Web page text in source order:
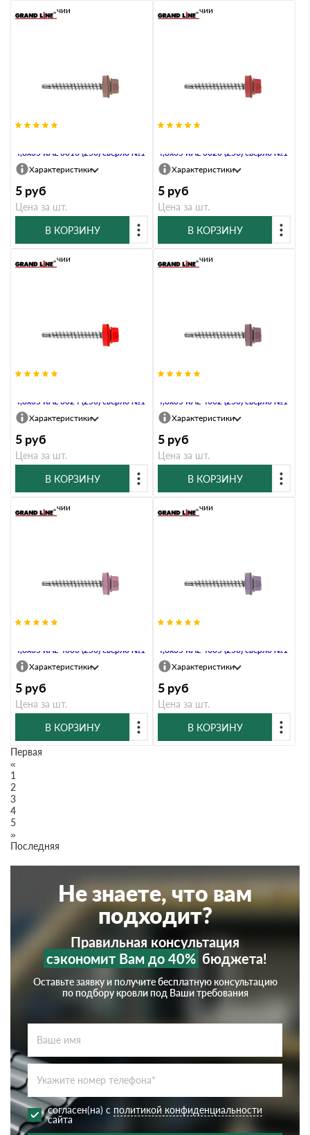
4,8х35 RAL 3016 (250) сверло №1
В наличии
Характеристики
5 руб
Цена за шт.
В КОРЗИНУ
4,8х35 RAL 3020 (250) сверло №1
В наличии
Характеристики
5 руб
Цена за шт.
В КОРЗИНУ
4,8х35 RAL 3024 (250) сверло №1
В наличии
Характеристики
5 руб
Цена за шт.
В КОРЗИНУ
4,8х35 RAL 4002 (250) сверло №1
В наличии
Характеристики
5 руб
Цена за шт.
В КОРЗИНУ
4,8х35 RAL 4003 (250) сверло №1
В наличии
Характеристики
5 руб
Цена за шт.
В КОРЗИНУ
4,8х35 RAL 4005 (250) сверло №1
В наличии
Характеристики
5 руб
Цена за шт.
В КОРЗИНУ
Первая
«
1
2
3
4
5
»
Последняя
Не знаете, что вам
подходит?
Правильная консультация
сэкономит Вам до 40% бюджета!
Оставьте заявку и получите бесплатную консультацию
по подбору кровли под Ваши требования
согласен(на) с политикой конфиденциальности
сайта